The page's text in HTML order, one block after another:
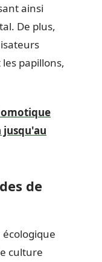
ainsi
De plus,
papillons,
jusqu'au
de
écologique
culture